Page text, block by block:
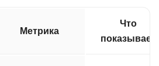
Метрика
Что
показывает